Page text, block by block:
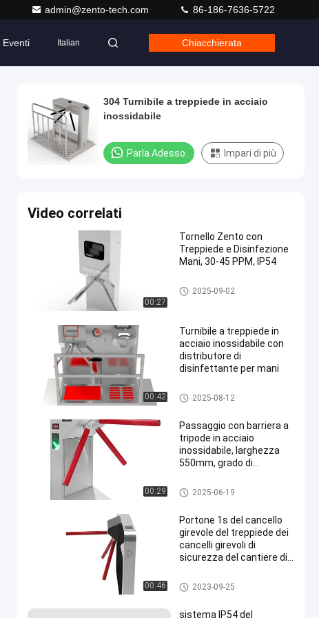
admin@zento-tech.com 86-186-7636-5722
Eventi Italian Chiacchierata
304 Turnibile a treppiede in acciaio
inossidabile
Parla Adesso. Impari di più
Video correlati
00:27
Tornello Zento con
Treppiede e Disinfezione
Mani, 30-45 PPM, IP54
Portone del cancello girevole d
el treppiede
2025-09-02
00:42
Turnibile a treppiede in
acciaio inossidabile con
distributore di
disinfettante per mani
Portone del cancello girevole d
el treppiede
2025-08-12
00:29
Passaggio con barriera a
tripode in acciaio
inossidabile, larghezza
550mm, grado di
controllo accessi agevole
Portone del cancello girevole d
el treppiede
2025-06-19
00:46
Portone 1s del cancello
girevole del treppiede dei
cancelli girevoli di
sicurezza del cantiere di
Portone del cancello girevole d
el treppiede
2023-09-25
sistema IP54 del